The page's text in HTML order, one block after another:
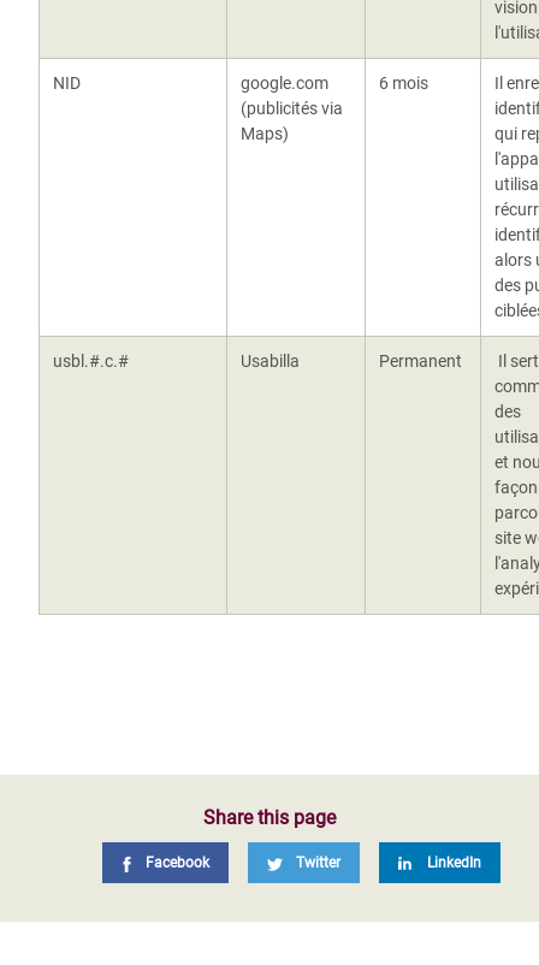
NID
google.com
(publicités via
Maps)
6 mois
Il
qui
alors
des
usbl.#.c.# Usabilla Permanent
Il
des
et
site
Share this page
Facebook Twitter LinkedIn